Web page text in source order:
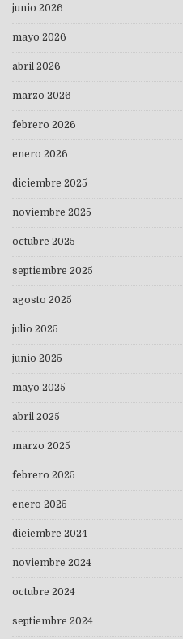
junio 2026
mayo 2026
abril 2026
marzo 2026
febrero 2026
enero 2026
diciembre 2025
noviembre 2025
octubre 2025
septiembre 2025
agosto 2025
julio 2025
junio 2025
mayo 2025
abril 2025
marzo 2025
febrero 2025
enero 2025
diciembre 2024
noviembre 2024
octubre 2024
septiembre 2024